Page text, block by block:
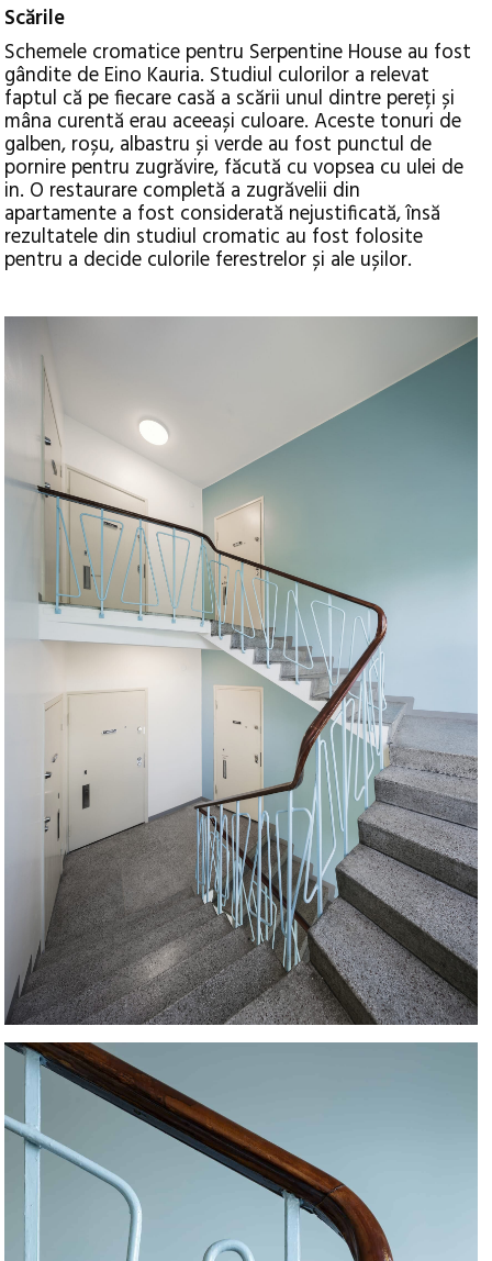
Scările
Schemele cromatice pentru Serpentine House au fost
gândite de Eino Kauria. Studiul culorilor a relevat
faptul că pe fiecare casă a scării unul dintre pereți și
mâna curentă erau aceeași culoare. Aceste tonuri de
galben, roșu, albastru și verde au fost punctul de
pornire pentru zugrăvire, făcută cu vopsea cu ulei de
in. O restaurare completă a zugrăvelii din
apartamente a fost considerată nejustificată, însă
rezultatele din studiul cromatic au fost folosite
pentru a decide culorile ferestrelor și ale ușilor.